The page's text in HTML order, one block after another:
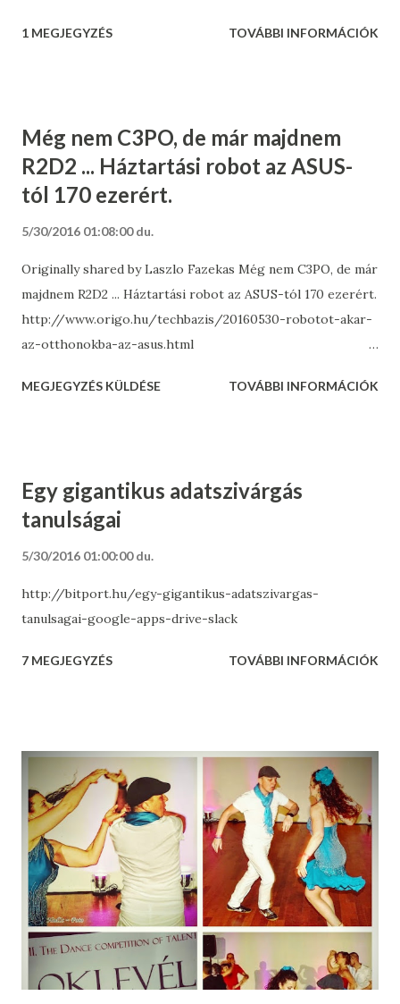
1 MEGJEGYZÉS TOVÁBBI INFORMÁCIÓK
Még nem C3PO, de már majdnem
R2D2 ... Háztartási robot az ASUS-
tól 170 ezerért.
5/30/2016 01:08:00 du.
Originally shared by Laszlo Fazekas Még nem C3PO, de már
majdnem R2D2 ... Háztartási robot az ASUS-tól 170 ezerért.
http://www.origo.hu/techbazis/20160530-robotot-akar-
az-otthonokba-az-asus.html
az-otthonokba-az-asus.html
MEGJEGYZÉS KÜLDÉSE TOVÁBBI INFORMÁCIÓK
Egy gigantikus adatszivárgás
tanulságai
5/30/2016 01:00:00 du.
http://bitport.hu/egy-gigantikus-adatszivargas-
tanulsagai-google-apps-drive-slack
7 MEGJEGYZÉS TOVÁBBI INFORMÁCIÓK